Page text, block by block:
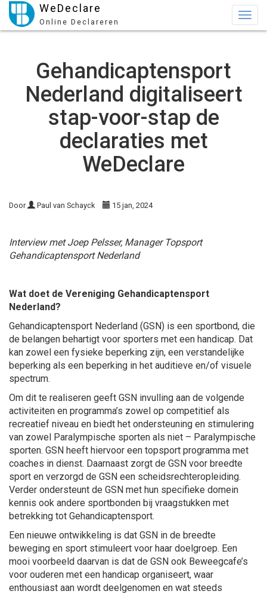
WeDeclare
Online Declareren
Gehandicaptensport
Nederland digitaliseert
stap-voor-stap de
declaraties met
WeDeclare
Door Paul van Schayck 15 jan, 2024
Interview met Joep Pelsser, Manager Topsport
Gehandicaptensport Nederland
Wat doet de Vereniging Gehandicaptensport
Nederland?
Gehandicaptensport Nederland (GSN) is een sportbond, die
de belangen behartigt voor sporters met een handicap. Dat
kan zowel een fysieke beperking zijn, een verstandelijke
beperking als een beperking in het auditieve en/of visuele
spectrum.
Om dit te realiseren geeft GSN invulling aan de volgende
activiteiten en programma’s zowel op competitief als
recreatief niveau en biedt het ondersteuning en stimulering
van zowel Paralympische sporten als niet – Paralympische
sporten. GSN heeft hiervoor een topsport programma met
coaches in dienst. Daarnaast zorgt de GSN voor breedte
sport en verzorgd de GSN een scheidsrechteropleiding.
Verder ondersteunt de GSN met hun specifieke domein
kennis ook andere sportbonden bij vraagstukken met
betrekking tot Gehandicaptensport.
Een nieuwe ontwikkeling is dat GSN in de breedte
beweging en sport stimuleert voor haar doelgroep. Een
mooi voorbeeld daarvan is dat de GSN ook Beweegcafe’s
voor ouderen met een handicap organiseert, waar
enthousiast aan wordt deelgenomen en wat steeds